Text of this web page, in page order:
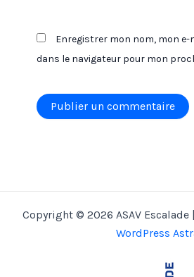
Enregistrer mon nom, mon e-
dans le navigateur pour mon
Copyright © 2026 ASAV Escalade
WordPress